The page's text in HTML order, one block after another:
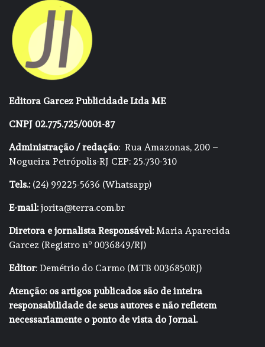
Editora Garcez Publicidade Ltda ME
CNPJ 02.775.725/0001-87
Administração / redação: Rua Amazonas, 200 –
Nogueira Petrópolis-RJ CEP: 25.730-310
Tels.:(24) 99225-5636 (Whatsapp)
E-mail:jorita@terra.com.br
Diretora e jornalista Responsável:Maria Aparecida
Garcez (Registro nº 0036849/RJ)
Editor: Demétrio do Carmo (MTB 0036850RJ)
Atenção: os artigos publicados são de inteira
responsabilidade de seus autores e não refletem
necessariamente o ponto de vista do Jornal.